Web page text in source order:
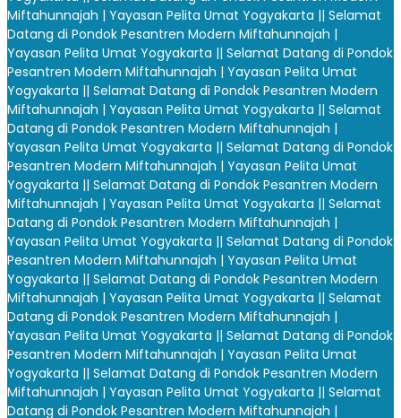
Miftahunnajah | Yayasan Pelita Umat Yogyakarta || Selamat
Datang di Pondok Pesantren Modern Miftahunnajah |
Yayasan Pelita Umat Yogyakarta || Selamat Datang di Pondok
Pesantren Modern Miftahunnajah | Yayasan Pelita Umat
Yogyakarta || Selamat Datang di Pondok Pesantren Modern
Miftahunnajah | Yayasan Pelita Umat Yogyakarta || Selamat
Datang di Pondok Pesantren Modern Miftahunnajah |
Yayasan Pelita Umat Yogyakarta || Selamat Datang di Pondok
Pesantren Modern Miftahunnajah | Yayasan Pelita Umat
Yogyakarta || Selamat Datang di Pondok Pesantren Modern
Miftahunnajah | Yayasan Pelita Umat Yogyakarta || Selamat
Datang di Pondok Pesantren Modern Miftahunnajah |
Yayasan Pelita Umat Yogyakarta || Selamat Datang di Pondok
Pesantren Modern Miftahunnajah | Yayasan Pelita Umat
Yogyakarta || Selamat Datang di Pondok Pesantren Modern
Miftahunnajah | Yayasan Pelita Umat Yogyakarta || Selamat
Datang di Pondok Pesantren Modern Miftahunnajah |
Yayasan Pelita Umat Yogyakarta || Selamat Datang di Pondok
Pesantren Modern Miftahunnajah | Yayasan Pelita Umat
Yogyakarta || Selamat Datang di Pondok Pesantren Modern
Miftahunnajah | Yayasan Pelita Umat Yogyakarta || Selamat
Datang di Pondok Pesantren Modern Miftahunnajah |